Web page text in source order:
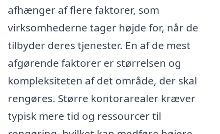
afhænger af flere faktorer, som
virksomhederne tager højde for, når de
tilbyder deres tjenester. En af de mest
afgørende faktorer er størrelsen og
kompleksiteten af det område, der skal
rengøres. Større kontorarealer kræver
typisk mere tid og ressourcer til